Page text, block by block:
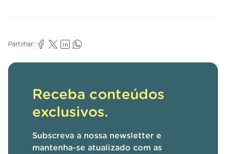
Partilhar:
Receba conteúdos
exclusivos.
Subscreva a nossa newsletter e
mantenha-se atualizado com as